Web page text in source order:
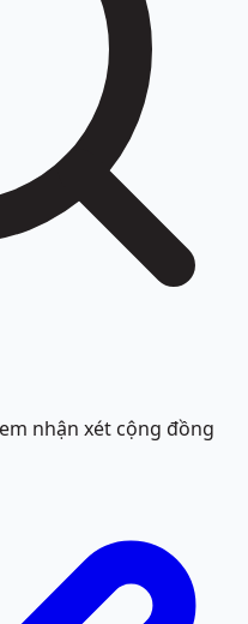
nhận xét cộng đồng